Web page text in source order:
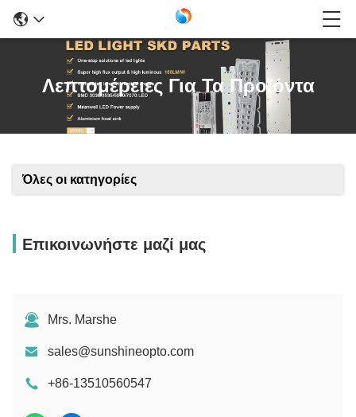
Λεπτομέρειες Για Τα Προϊόντα
Όλες οι κατηγορίες
Επικοινωνήστε μαζί μας
Mrs. Marshe
sales@sunshineopto.com
+86-13510560547